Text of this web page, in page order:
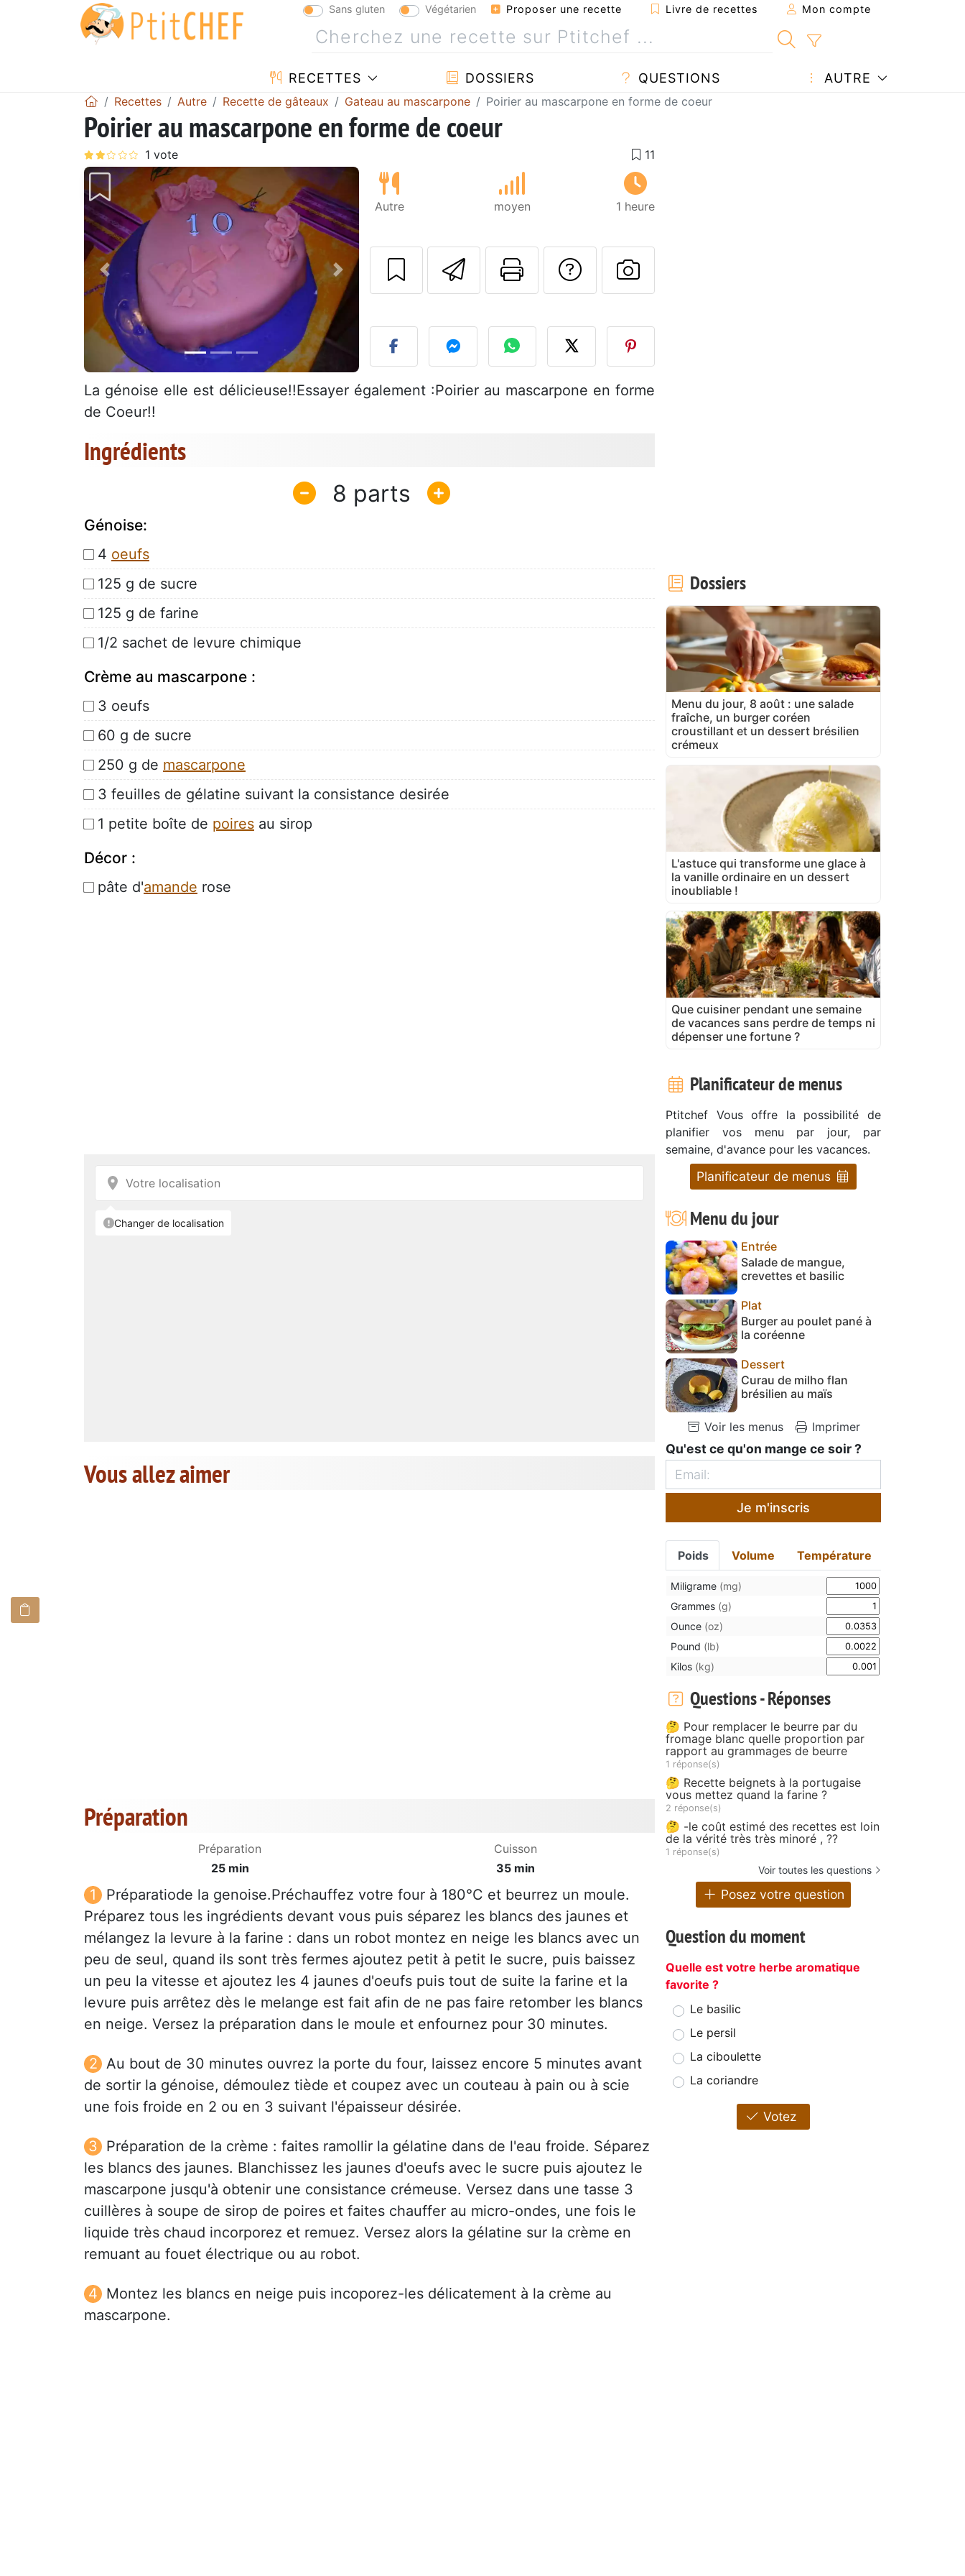
Sans gluten Végétarien Proposer une recette Livre de recettes Mon compte
RECETTES DOSSIERS QUESTIONS AUTRE
Recettes Autre Recette de gâteaux Gateau au mascarpone Poirier au mascarpone en forme de coeur
Poirier au mascarpone en forme de coeur
Précédent Suivant
Autre moyen 1 heure
Envoyer cette recette à un ami
Imprimer cette page
Poser une question à l'auteur
Publier votre photo de cette
La génoise elle est délicieuse!!Essayer également :Poirier au mascarpone en forme
de Coeur!!
Ingrédients
8
Génoise:
4 oeufs
125 g de sucre
125 g de farine
1/2 sachet de levure chimique
Crème au mascarpone :
3 oeufs
60 g de sucre
250 g de mascarpone
3 feuilles de gélatine suivant la consistance desirée
1 petite boîte de poires au sirop
Décor :
pâte d'amande rose
Vous allez aimer
Préparation
Préparation
25 min
Cuisson
35 min
Préparatiode la genoise.Préchauffez votre four à 180°C et beurrez un moule.
Préparez tous les ingrédients devant vous puis séparez les blancs des jaunes et
mélangez la levure à la farine : dans un robot montez en neige les blancs avec un
peu de seul, quand ils sont très fermes ajoutez petit à petit le sucre, puis baissez
un peu la vitesse et ajoutez les 4 jaunes d'oeufs puis tout de suite la farine et la
levure puis arrêtez dès le melange est fait afin de ne pas faire retomber les blancs
en neige. Versez la préparation dans le moule et enfournez pour 30 minutes.
Au bout de 30 minutes ouvrez la porte du four, laissez encore 5 minutes avant
de sortir la génoise, démoulez tiède et coupez avec un couteau à pain ou à scie
une fois froide en 2 ou en 3 suivant l'épaisseur désirée.
Préparation de la crème : faites ramollir la gélatine dans de l'eau froide. Séparez
les blancs des jaunes. Blanchissez les jaunes d'oeufs avec le sucre puis ajoutez le
mascarpone jusqu'à obtenir une consistance crémeuse. Versez dans une tasse 3
cuillères à soupe de sirop de poires et faites chauffer au micro-ondes, une fois le
liquide très chaud incorporez et remuez. Versez alors la gélatine sur la crème en
remuant au fouet électrique ou au robot.
Montez les blancs en neige puis incoporez-les délicatement à la crème au
mascarpone.
Dossiers
Menu du jour, 8 août : une salade
fraîche, un burger coréen
croustillant et un dessert brésilien
crémeux
L'astuce qui transforme une glace à
la vanille ordinaire en un dessert
inoubliable !
Que cuisiner pendant une semaine
de vacances sans perdre de temps ni
dépenser une fortune ?
Planificateur de menus
Ptitchef Vous offre la possibilité de
planifier vos menu par jour, par
semaine, d'avance pour les vacances.
Planificateur de menus
Menu du jour
Entrée
Salade de mangue,
crevettes et basilic
Plat
Burger au poulet pané à
la coréenne
Dessert
Curau de milho flan
brésilien au maïs
Voir les menus Imprimer
Qu'est ce qu'on mange ce soir ?
Je m'inscris
Poids Volume Température
Miligrame (mg)
Grammes (g)
Ounce (oz)
Pound (lb)
Kilos (kg)
Questions - Réponses
🤔 Pour remplacer le beurre par du
fromage blanc quelle proportion par
rapport au grammages de beurre
1 réponse(s)
🤔 Recette beignets à la portugaise
vous mettez quand la farine ?
2 réponse(s)
🤔 -le coût estimé des recettes est loin
de la vérité très très minoré , ??
1 réponse(s)
Voir toutes les questions
Posez votre question
Question du moment
Quelle est votre herbe aromatique
favorite ?
Le basilic
Le persil
La ciboulette
La coriandre
Votez